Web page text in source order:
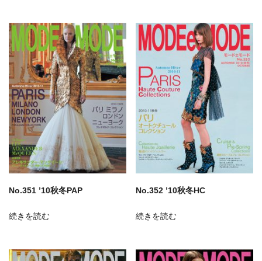
No.351 ’10秋冬PAP
続きを読む
No.352 ’10秋冬HC
続きを読む